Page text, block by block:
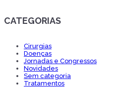
CATEGORIAS
Cirurgias
Doenças
Jornadas e Congressos
Novidades
Sem categoria
Tratamentos